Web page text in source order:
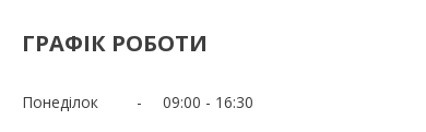
ГРАФІК РОБОТИ
Понеділок 09:00
16:30